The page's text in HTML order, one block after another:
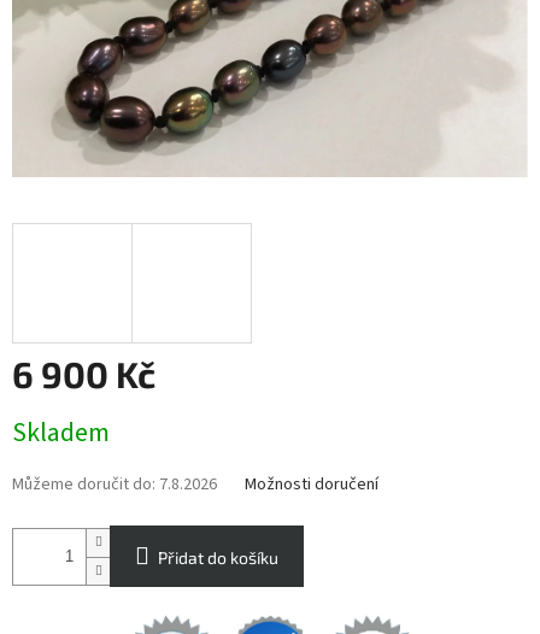
6 900 Kč
cena:
Skladem
Můžeme doručit do: 7.8.2026 Možnosti doručení
Přidat do košíku